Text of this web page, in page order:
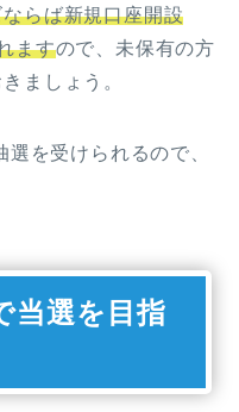
らば新規口座開設
ますので、未保有の方
ましょう。
を受けられるので、
当選を目指